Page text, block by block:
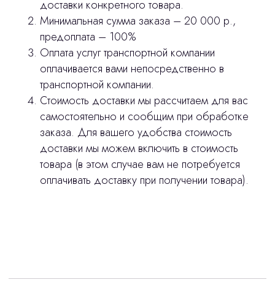
доставки конкретного товара.
Минимальная сумма заказа – 20 000 р.,
предоплата – 100%
Оплата услуг транспортной компании
оплачивается вами непосредственно в
транспортной компании.
Стоимость доставки мы рассчитаем для вас
самостоятельно и сообщим при обработке
заказа. Для вашего удобства стоимость
доставки мы можем включить в стоимость
товара (в этом случае вам не потребуется
оплачивать доставку при получении товара).
Интересует лизинг?